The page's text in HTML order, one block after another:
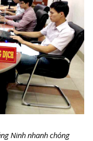
Ninh nhanh chóng